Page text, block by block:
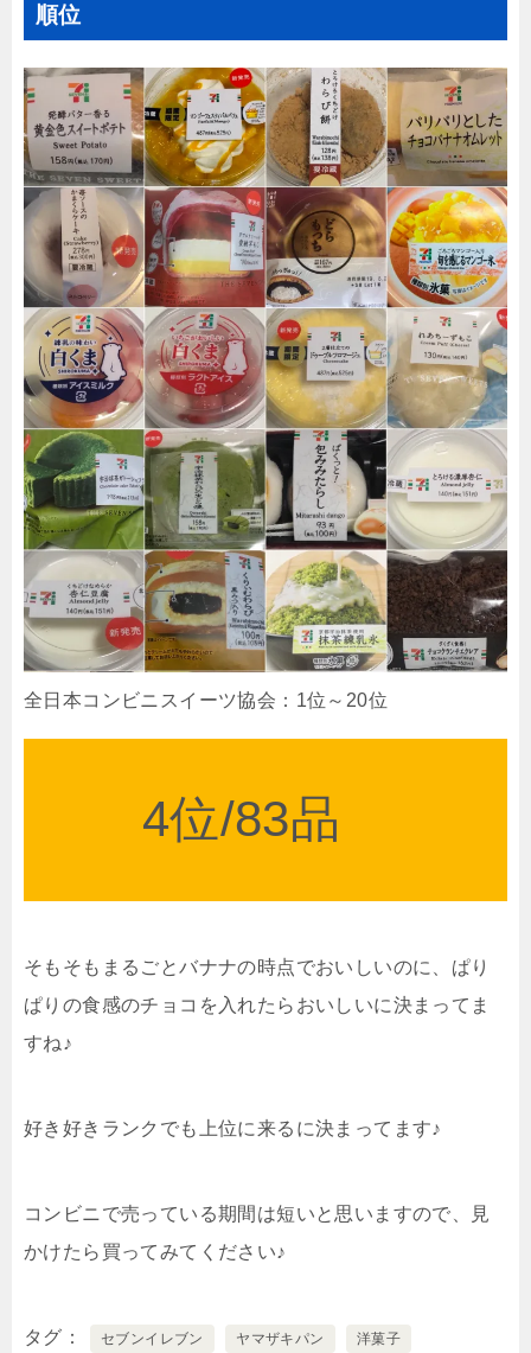
順位
全日本コンビニスイーツ協会：1位～20位
4位/83品
そもそもまるごとバナナの時点でおいしいのに、ぱり
ぱりの食感のチョコを入れたらおいしいに決まってま
すね♪
好き好きランクでも上位に来るに決まってます♪
コンビニで売っている期間は短いと思いますので、見
かけたら買ってみてください♪
タグ セブンイレブン ヤマザキパン 洋菓子